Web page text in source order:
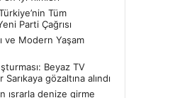
Tüm
Parti Çağrısı
ve Modern Yaşam
Beyaz TV
Sarıkaya gözaltına alındı
ısrarla denize girme